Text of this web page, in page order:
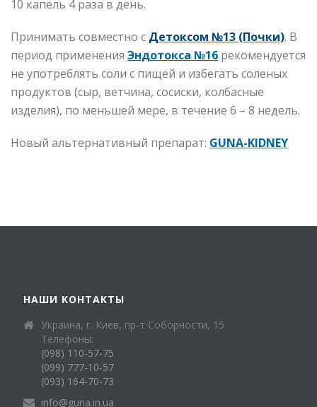
10 капель 4 раза в день.
Принимать совместно с Детоксом №13 (Почки). В
период применения Эндотокса №16 рекомендуется
не употреблять соли с пищей и избегать соленых
продуктов (сыр, ветчина, сосиски, колбасные
изделия), по меньшей мере, в течение 6 – 8 недель.
Новый альтернативный препарат: GUNA-KIDNEY
НАШИ КОНТАКТЫ
Украина, г. Киев, пр-т Соборности, 15
Телефоны:
(098) 110-57-75
(099) 777-10-57
(093) 164-70-73
info@guna.in.ua